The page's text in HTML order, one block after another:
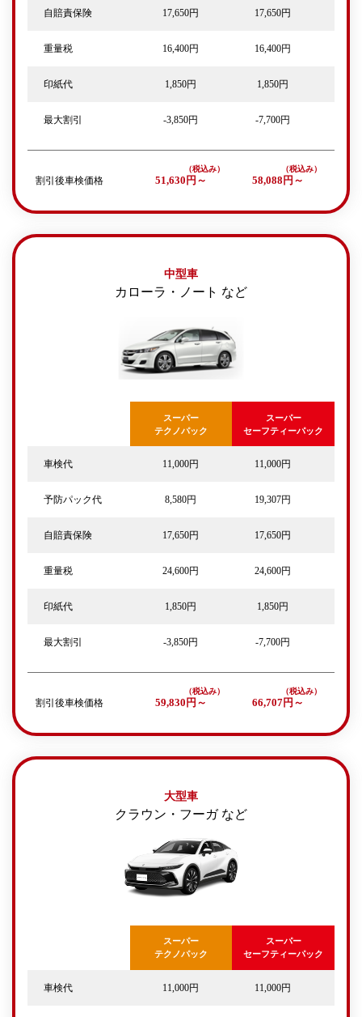
自賠責保険 17,650円 17,650円
重量税 16,400円 16,400円
印紙代 1,850円 1,850円
最大割引 -3,850円 -7,700円
割引後車検価格 51,630円～ 58,088円～
中型車
カローラ・ノート など
スーパー
テクノパック
スーパー
セーフティーパック
車検代 11,000円 11,000円
予防パック代 8,580円 19,307円
自賠責保険 17,650円 17,650円
重量税 24,600円 24,600円
印紙代 1,850円 1,850円
最大割引 -3,850円 -7,700円
割引後車検価格 59,830円～ 66,707円～
大型車
クラウン・フーガ など
スーパー
テクノパック
スーパー
セーフティーパック
車検代 11,000円 11,000円